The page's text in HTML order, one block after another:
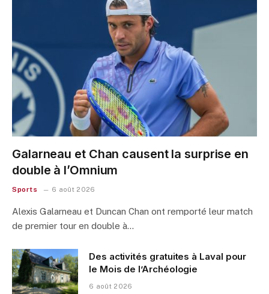
Galarneau et Chan causent la surprise en
double à l’Omnium
Sports 6 août 2026
Alexis Galarneau et Duncan Chan ont remporté leur match
de premier tour en double à…
Des activités gratuites à Laval pour
le Mois de l’Archéologie
6 août 2026